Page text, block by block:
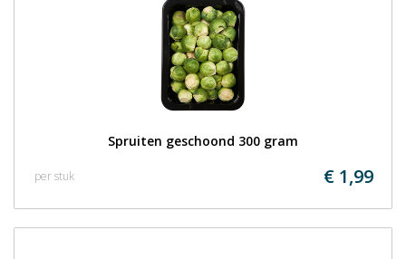
Spruiten geschoond 300 gram
€ 1,99
per stuk